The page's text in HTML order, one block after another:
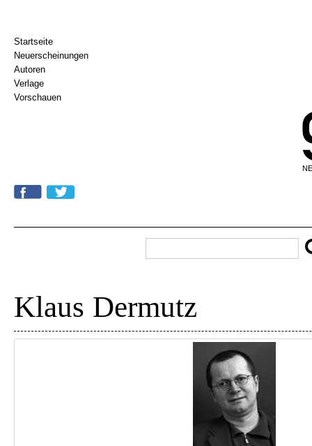
Startseite
Neuerscheinungen
Autoren
Verlage
Vorschauen
Klaus Dermutz